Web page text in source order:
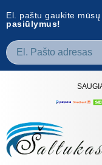
El. paštu gaukite
pasiūlymus!